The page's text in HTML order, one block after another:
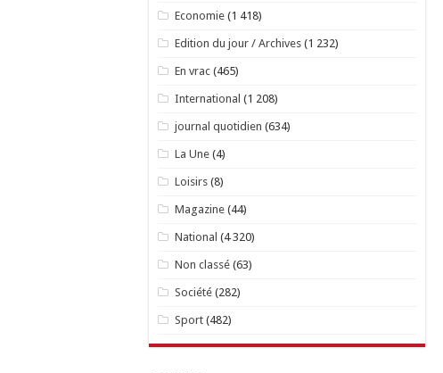
Economie(1 418)
Edition du jour / Archives(1 232)
En vrac(465)
International (1 208)
journal quotidien (634)
La Une(4)
Loisirs(8)
Magazine(44)
National (4 320)
Non classé(63)
Société(282)
Sport(482)